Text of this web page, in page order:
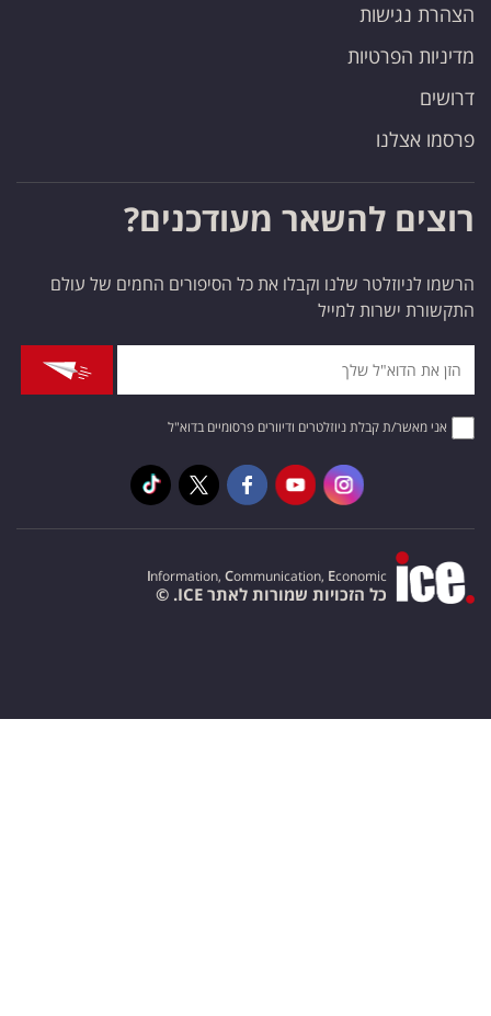
הצהרת נגישות
מדיניות הפרטיות
דרושים
פרסמו אצלנו
רוצים להשאר מעודכנים?
הרשמו לניוזלטר שלנו וקבלו את כל הסיפורים החמים של עולם
התקשורת ישרות למייל
אני מאשר/ת קבלת ניוזלטרים ודיוורים פרסומיים בדוא"ל
Information, Communication, Economic
כל הזכויות שמורות לאתר ICE. ©